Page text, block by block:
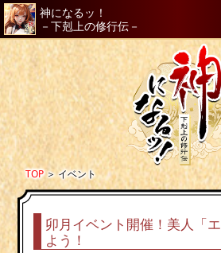
神になるッ！
－下剋上の修行伝－
TOP＞イベント
卯月イベント開催！美人「
よう！